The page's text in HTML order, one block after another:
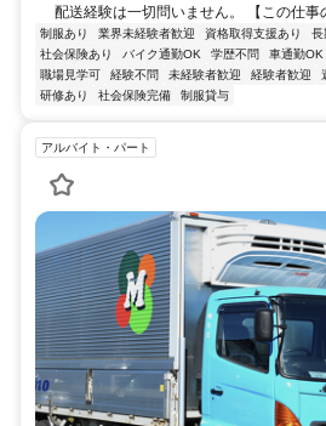
配送経験は一切問いません。 【この仕事
制服あり 業界未経験者歓迎 資格取得支援あり 長
社会保険あり
バイク通勤OK 学歴不問 車通勤OK
職場見学可
経験不問 未経験者歓迎 経験者歓迎
研修あり
社会保険完備 制服貸与
アルバイト・パート